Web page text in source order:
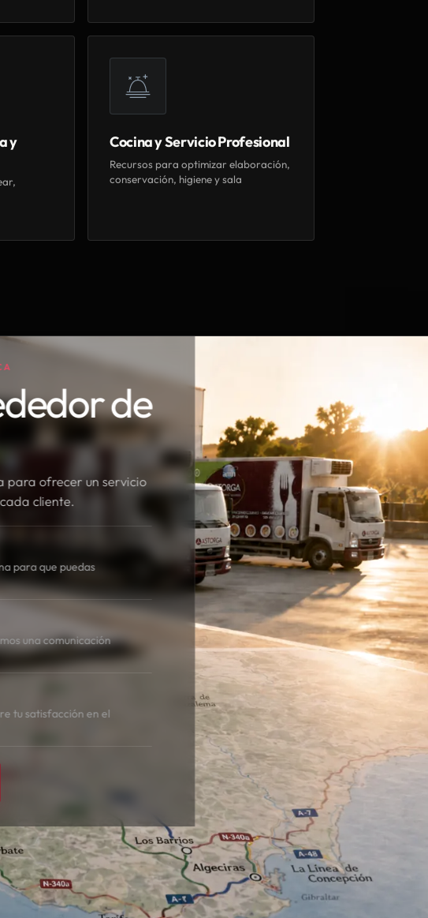
y
Cocina y Servicio Profesional
Recursos para optimizar elaboración,
conservación, higiene y sala
de
para ofrecer un servicio
cliente.
para que puedas
una comunicación
tu satisfacción en el